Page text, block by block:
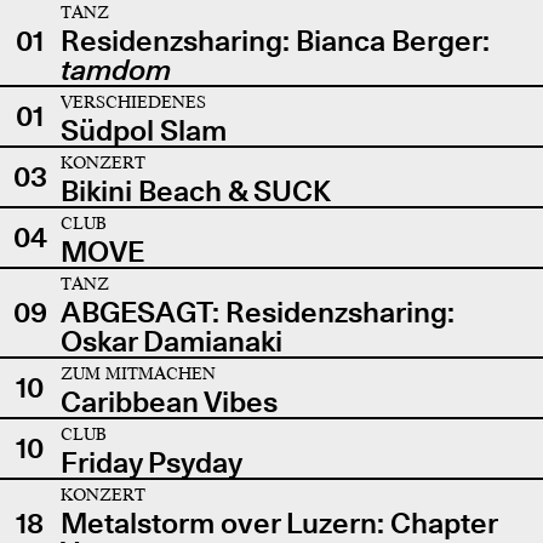
01
TANZ
Residenzsharing: Bianca Berger:
tamdom
01
VERSCHIEDENES
Südpol Slam
03
KONZERT
Bikini Beach & SUCK
04
CLUB
MOVE
09
TANZ
ABGESAGT: Residenzsharing:
Oskar Damianaki
10
ZUM MITMACHEN
Caribbean Vibes
10
CLUB
Friday Psyday
18
KONZERT
Metalstorm over Luzern: Chapter